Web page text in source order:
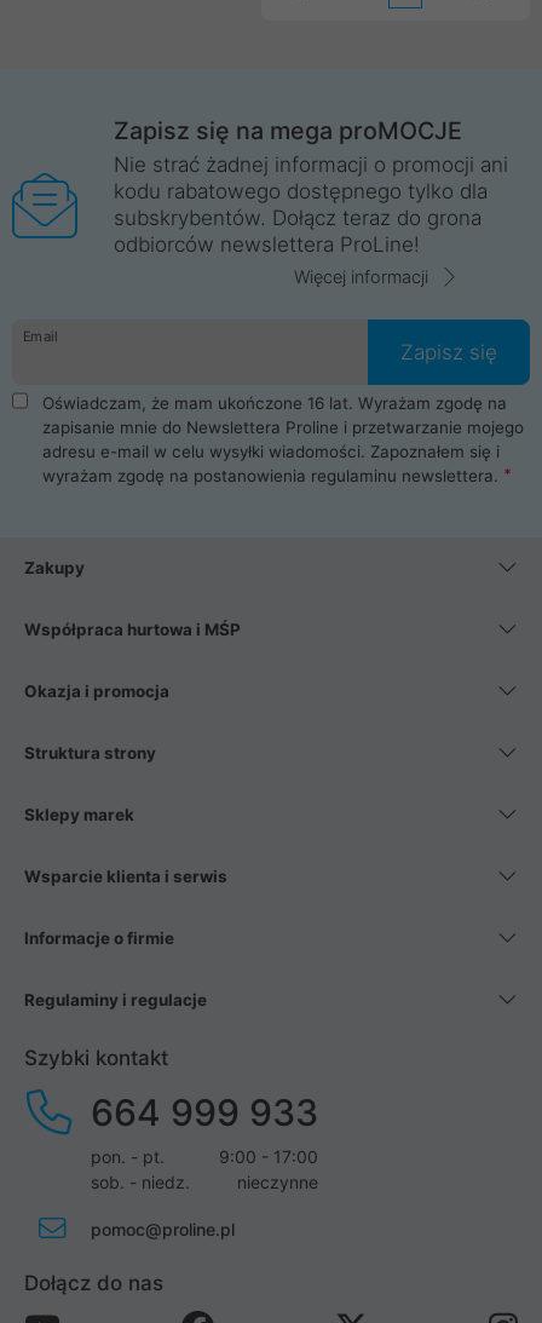
Zapisz się na mega proMOCJE
Nie strać żadnej informacji o promocji ani
kodu rabatowego dostępnego tylko dla
subskrybentów. Dołącz teraz do grona
odbiorców newslettera ProLine!
Więcej informacji
Email
Zapisz się
Oświadczam, że mam ukończone 16 lat. Wyrażam zgodę na
zapisanie mnie do Newslettera Proline i przetwarzanie mojego
adresu e-mail w celu wysyłki wiadomości. Zapoznałem się i
wyrażam zgodę na postanowienia regulaminu newslettera.
Zakupy
Współpraca hurtowa i MŚP
Okazja i promocja
Struktura strony
Sklepy marek
Wsparcie klienta i serwis
Informacje o firmie
Regulaminy i regulacje
Szybki kontakt
664 999 933
pon. - pt.
9:00 - 17:00
sob. - niedz.
nieczynne
pomoc@proline.pl
Dołącz do nas